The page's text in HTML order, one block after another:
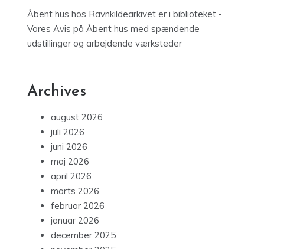
Åbent hus hos Ravnkildearkivet er i biblioteket -
Vores Avis på Åbent hus med spændende
udstillinger og arbejdende værksteder
Archives
august 2026
juli 2026
juni 2026
maj 2026
april 2026
marts 2026
februar 2026
januar 2026
december 2025